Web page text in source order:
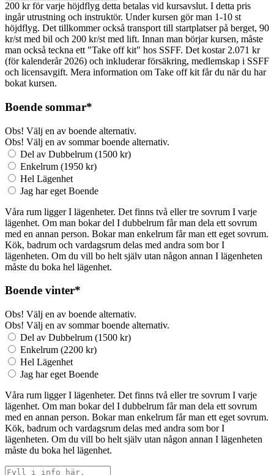
200 kr för varje höjdflyg detta betalas vid kursavslut. I detta pris
ingår utrustning och instruktör. Under kursen gör man 1-10 st
höjdflyg. Det tillkommer också transport till startplatser på berget, 90
kr/st med bil och 200 kr/st med lift. Innan man börjar kursen, måste
man också teckna ett "Take off kit" hos SSFF. Det kostar 2.071 kr
(för kalenderår 2026) och inkluderar försäkring, medlemskap i SSFF
och licensavgift. Mera information om Take off kit får du när du har
bokat kursen.
Boende sommar*
Obs! Välj en av boende alternativ.
Obs! Välj en av sommar boende alternativ.
Del av Dubbelrum (1500 kr)
Enkelrum (1950 kr)
Hel Lägenhet
Jag har eget Boende
Våra rum ligger I lägenheter. Det finns två eller tre sovrum I varje
lägenhet. Om man bokar del I dubbelrum får man dela ett sovrum
med en annan person. Bokar man enkelrum får man ett eget sovrum.
Kök, badrum och vardagsrum delas med andra som bor I
lägenheten. Om du vill bo helt själv utan någon annan I lägenheten
måste du boka hel lägenhet.
Boende vinter*
Obs! Välj en av boende alternativ.
Obs! Välj en av sommar boende alternativ.
Del av Dubbelrum (1500 kr)
Enkelrum (2200 kr)
Hel Lägenhet
Jag har eget Boende
Våra rum ligger I lägenheter. Det finns två eller tre sovrum I varje
lägenhet. Om man bokar del I dubbelrum får man dela ett sovrum
med en annan person. Bokar man enkelrum får man ett eget sovrum.
Kök, badrum och vardagsrum delas med andra som bor I
lägenheten. Om du vill bo helt själv utan någon annan I lägenheten
måste du boka hel lägenhet.